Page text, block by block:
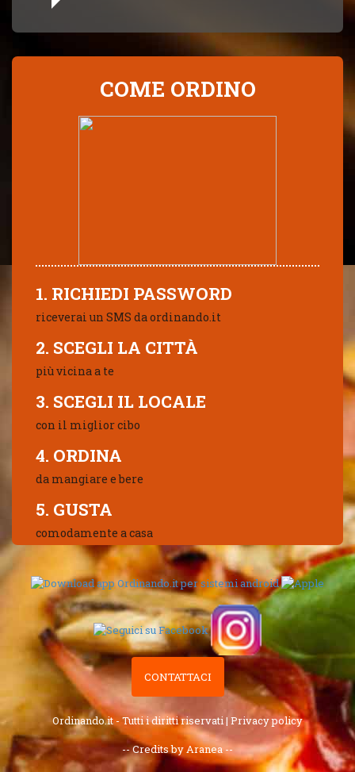
COME ORDINO
1. RICHIEDI PASSWORD
riceverai un SMS da ordinando.it
2. SCEGLI LA CITTÀ
più vicina a te
3. SCEGLI IL LOCALE
con il miglior cibo
4. ORDINA
da mangiare e bere
5. GUSTA
comodamente a casa
CONTATTACI
Ordinando.it - Tutti i diritti riservati | Privacy policy
-- Credits by Aranea --